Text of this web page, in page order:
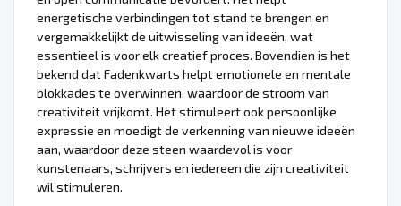
energetische verbindingen tot stand te brengen en
vergemakkelijkt de uitwisseling van ideeën, wat
essentieel is voor elk creatief proces. Bovendien is het
bekend dat Fadenkwarts helpt emotionele en mentale
blokkades te overwinnen, waardoor de stroom van
creativiteit vrijkomt. Het stimuleert ook persoonlijke
expressie en moedigt de verkenning van nieuwe ideeën
aan, waardoor deze steen waardevol is voor
kunstenaars, schrijvers en iedereen die zijn creativiteit
wil stimuleren.